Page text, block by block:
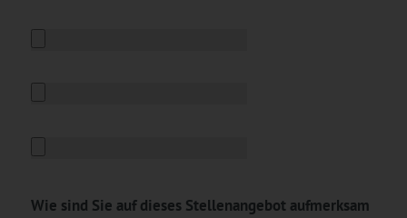
Wie sind Sie auf dieses Stellenangebot aufmerksam